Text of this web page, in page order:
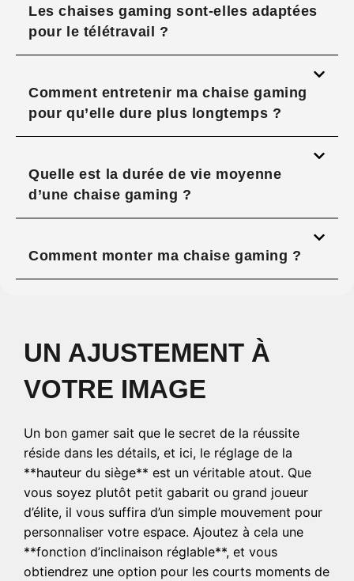
Les chaises gaming sont-elles adaptées
pour le télétravail ?
Comment entretenir ma chaise gaming
pour qu’elle dure plus longtemps ?
Quelle est la durée de vie moyenne
d’une chaise gaming ?
Comment monter ma chaise gaming ?
UN AJUSTEMENT À
VOTRE IMAGE
Un bon gamer sait que le secret de la réussite
réside dans les détails, et ici, le réglage de la
**hauteur du siège** est un véritable atout. Que
vous soyez plutôt petit gabarit ou grand joueur
d’élite, il vous suffira d’un simple mouvement pour
personnaliser votre espace. Ajoutez à cela une
**fonction d’inclinaison réglable**, et vous
obtiendrez une option pour les courts moments de